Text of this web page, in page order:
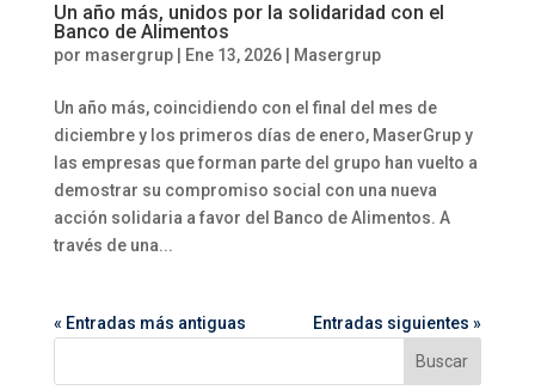
Un año más, unidos por la solidaridad con el
Banco de Alimentos
por masergrup| Ene 13, 2026| Masergrup
Un año más, coincidiendo con el final del mes de
diciembre y los primeros días de enero, MaserGrup y
las empresas que forman parte del grupo han vuelto a
demostrar su compromiso social con una nueva
acción solidaria a favor del Banco de Alimentos. A
través de una...
« Entradas más antiguas
Entradas siguientes »
Buscar